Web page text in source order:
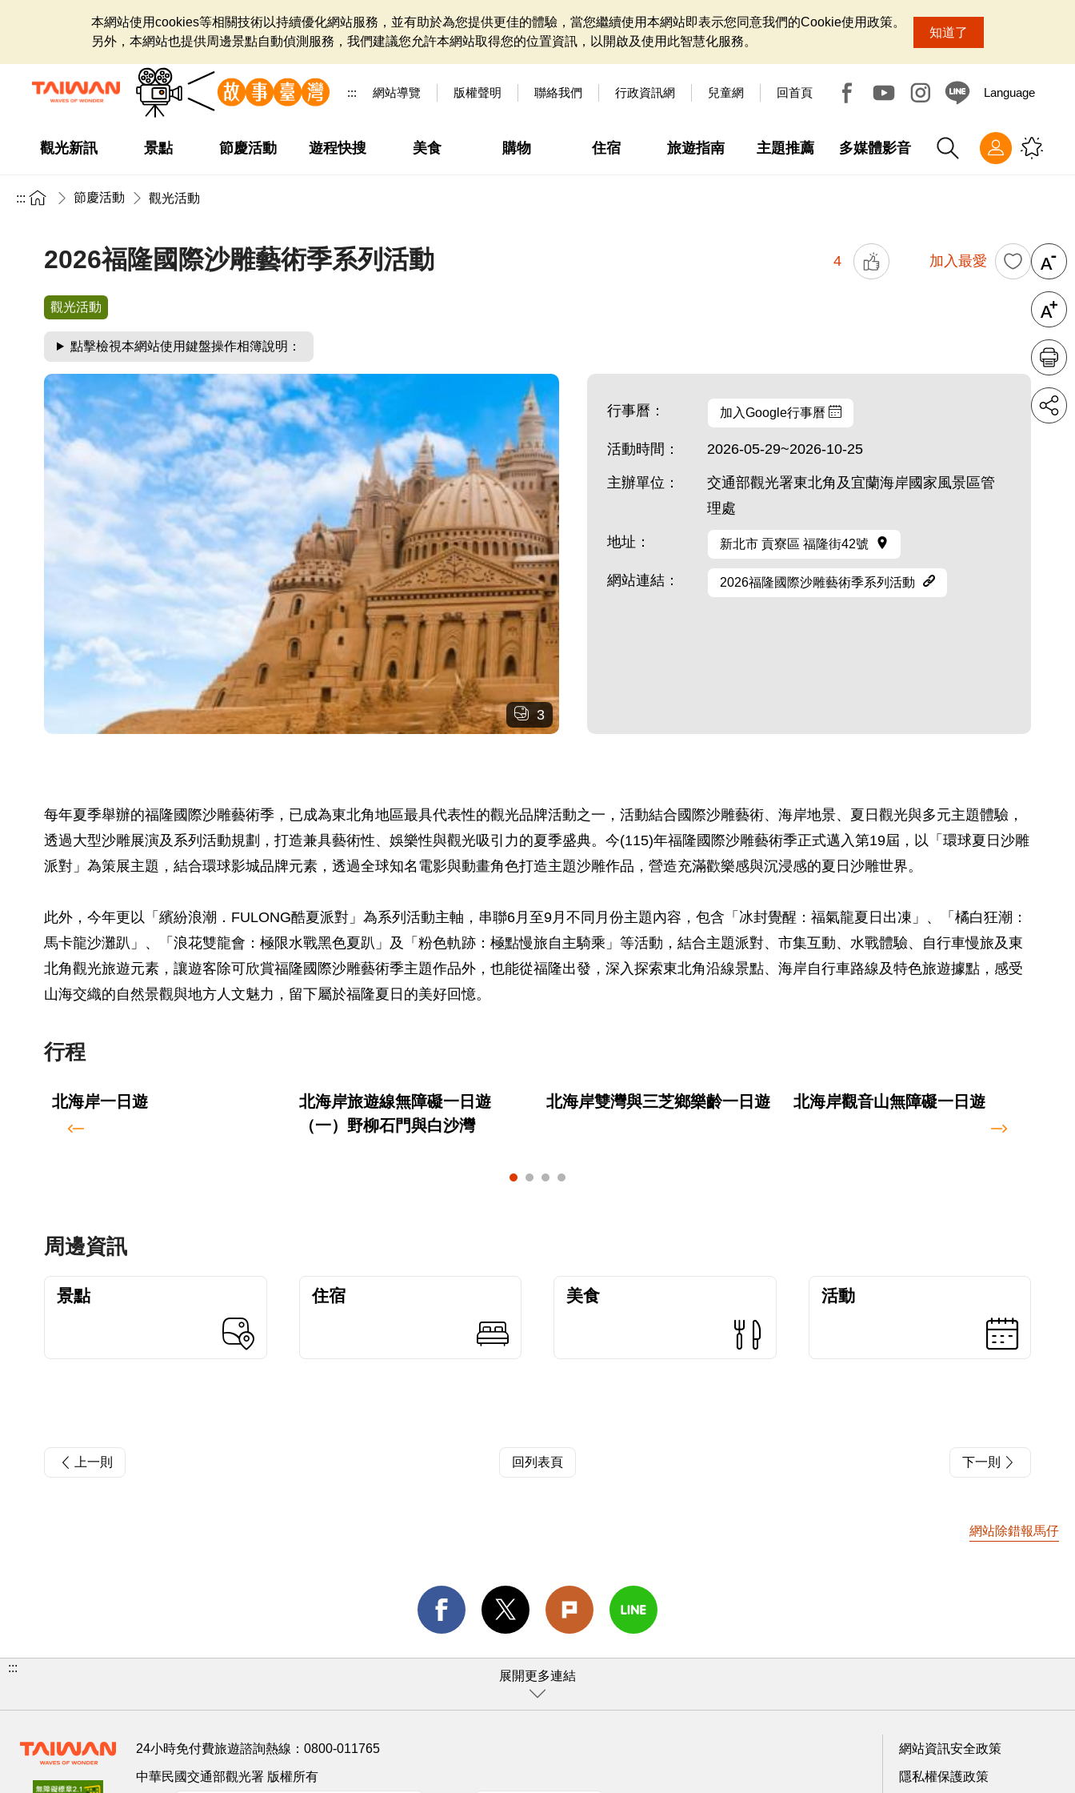
本網站使用cookies等相關技術以持續優化網站服務，並有助於為您提供更佳的體驗，當您繼續使用本網站即表示您同意我們的Cookie使用政策。
另外，本網站也提供周邊景點自動偵測服務，我們建議您允許本網站取得您的位置資訊，以開啟及使用此智慧化服務。
知道了
::: 網站導覽 版權聲明 聯絡我們 行政資訊網 兒童網 回首頁 Language
觀光新訊 景點 節慶活動 遊程快搜 美食 購物 住宿 旅遊指南 主題推薦 多媒體影音
::: 節慶活動 觀光活動
2026福隆國際沙雕藝術季系列活動 4 加入最愛
觀光活動
點擊檢視本網站使用鍵盤操作相簿說明：
3
行事曆： 加入Google行事曆
活動時間： 2026-05-29~2026-10-25
主辦單位：
交通部觀光署東北角及宜蘭海岸國家風景區管
理處
地址： 新北市 貢寮區 福隆街42號
網站連結： 2026福隆國際沙雕藝術季系列活動
每年夏季舉辦的福隆國際沙雕藝術季，已成為東北角地區最具代表性的觀光品牌活動之一，活動結合國際沙雕藝術、海岸地景、夏日觀光與多元主題體驗，
透過大型沙雕展演及系列活動規劃，打造兼具藝術性、娛樂性與觀光吸引力的夏季盛典。今(115)年福隆國際沙雕藝術季正式邁入第19屆，以「環球夏日沙雕
派對」為策展主題，結合環球影城品牌元素，透過全球知名電影與動畫角色打造主題沙雕作品，營造充滿歡樂感與沉浸感的夏日沙雕世界。
此外，今年更以「繽紛浪潮．FULONG酷夏派對」為系列活動主軸，串聯6月至9月不同月份主題內容，包含「冰封覺醒：福氣龍夏日出凍」、「橘白狂潮：
馬卡龍沙灘趴」、「浪花雙龍會：極限水戰黑色夏趴」及「粉色軌跡：極點慢旅自主騎乘」等活動，結合主題派對、市集互動、水戰體驗、自行車慢旅及東
北角觀光旅遊元素，讓遊客除可欣賞福隆國際沙雕藝術季主題作品外，也能從福隆出發，深入探索東北角沿線景點、海岸自行車路線及特色旅遊據點，感受
山海交織的自然景觀與地方人文魅力，留下屬於福隆夏日的美好回憶。
行程
北海岸一日遊
北海岸旅遊線無障礙一日遊
（一）野柳石門與白沙灣
北海岸雙灣與三芝鄉樂齡一日遊 北海岸觀音山無障礙一日遊
周邊資訊
景點 住宿 美食 活動
上一則 回列表頁 下一則
網站除錯報馬仔
:::
展開更多連結
24小時免付費旅遊諮詢熱線： 0800-011765
中華民國交通部觀光署 版權所有
網站資訊安全政策
隱私權保護政策